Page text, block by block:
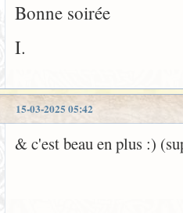
Bonne soirée
I.
15-03-2025 05:42
& c'est beau en plus :)